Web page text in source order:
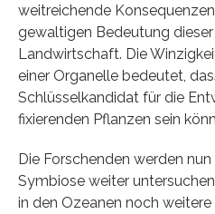
weitreichende
gewaltigen Bedeutung
Landwirtschaft. Die
einer Organelle bedeutet,
Schlüsselkandidat für die
fixierenden Pflanzen sein
Die Forschenden werden
Symbiose weiter
in den Ozeanen noch